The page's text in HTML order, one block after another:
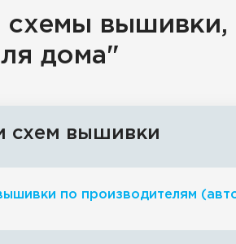
схемы вышивки,
дома"
схем вышивки
по производителям